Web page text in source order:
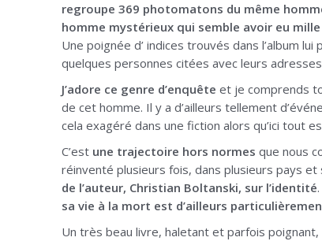
regroupe 369 photomatons du même
homme mystérieux qui semble avoir eu
Une poignée d’ indices trouvés dans l’album
quelques personnes citées avec leurs
J’adore ce genre d’enquête et je comprends
de cet homme. Il y a d’ailleurs tellement
cela exagéré dans une fiction alors qu’ici tout
C’est une trajectoire hors normes que nous
réinventé plusieurs fois, dans plusieurs pays
de l’auteur, Christian Boltanski, sur l’identité.
sa vie à la mort est d’ailleurs
Un très beau livre, haletant et parfois poignant,